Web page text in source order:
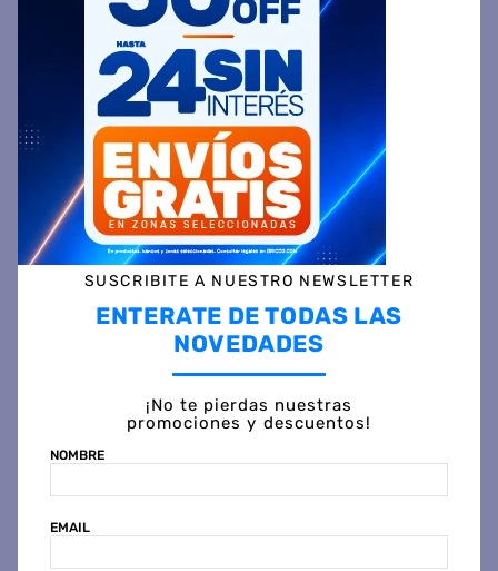
799 45 % OFF
PRECIO CONTADO
335.799
Precio sin impuestos
nacionales $ 277.520
COMPRAR
$ 892.499
Precio sin impuestos
nacionales $ 407.437
COMPRAR
SAIAR
Termotanque de Pie
COPPENS
SUSCRIBITE A NUESTRO NEWSLETTER
ENTERATE DE TODAS LAS
NOVEDADES
¡No te pierdas nuestras
promociones y descuentos!
NOMBRE
EMAIL